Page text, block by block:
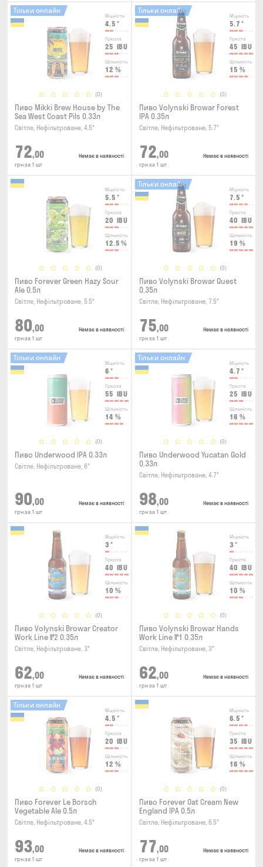
Міцність
4.5 °
Гіркота
25 IBU
Щільність
12 %
(0)
Тільки онлайн
Пиво Mikki Brew House by The
Sea West Coast Pils 0.33л
Світле, Нефільтроване, 4.5°
72,00
грн за 1 шт
Немає в наявності
Міцність
5.7 °
Гіркота
45 IBU
Щільність
15 %
(0)
Тільки онлайн
Пиво Volynski Browar Forest
IPA 0.35л
Світле, Нефільтроване, 5.7°
72,00
грн за 1 шт
Немає в наявності
Міцність
5.5 °
Гіркота
20 IBU
Щільність
12.5 %
(0)
Пиво Forever Green Hazy Sour
Ale 0.5л
Світле, Нефільтроване, 5.5°
80,00
грн за 1 шт
Немає в наявності
Міцність
7.5 °
Гіркота
40 IBU
Щільність
19 %
(0)
Тільки онлайн
Пиво Volynski Browar Quest
0.35л
Світле, Нефільтроване, 7.5°
75,00
грн за 1 шт
Немає в наявності
Міцність
6 °
Гіркота
55 IBU
Щільність
14 %
(0)
Тільки онлайн
Пиво Underwood IPA 0.33л
Світле, Нефільтроване, 6°
90,00
грн за 1 шт
Немає в наявності
Міцність
4.7 °
Гіркота
25 IBU
Щільність
16 %
(0)
Тільки онлайн
Пиво Underwood Yucatan Gold
0.33л
Світле, Нефільтроване, 4.7°
98,00
грн за 1 шт
Немає в наявності
Міцність
3 °
Гіркота
40 IBU
Щільність
10 %
(0)
Пиво Volynski Browar Creator
Work Line №2 0.35л
Світле, Нефільтроване, 3°
62,00
грн за 1 шт
Немає в наявності
Міцність
3 °
Гіркота
40 IBU
Щільність
10 %
(0)
Пиво Volynski Browar Hands
Work Line №1 0.35л
Світле, Нефільтроване, 3°
62,00
грн за 1 шт
Немає в наявності
Міцність
4.5 °
Гіркота
20 IBU
Щільність
12 %
(0)
Тільки онлайн
Пиво Forever Le Borsch
Vegetable Ale 0.5л
Світле, Нефільтроване, 4.5°
93,00
грн за 1 шт
Немає в наявності
Міцність
6.5 °
Гіркота
35 IBU
Щільність
16 %
(0)
Пиво Forever Oat Cream New
England IPA 0.5л
Світле, Нефільтроване, 6.5°
77,00
грн за 1 шт
Немає в наявності